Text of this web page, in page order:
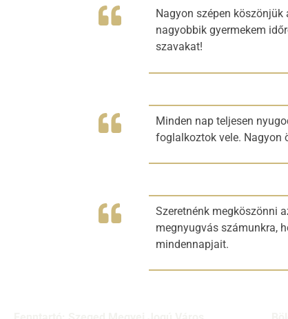
Nagyon szépen
nagyobbik gyermekem
szavakat!
Minden nap teljesen
foglalkoztok vele. Nagyon
Szeretnénk megköszönni
megnyugvás számunkra,
mindennapjait.